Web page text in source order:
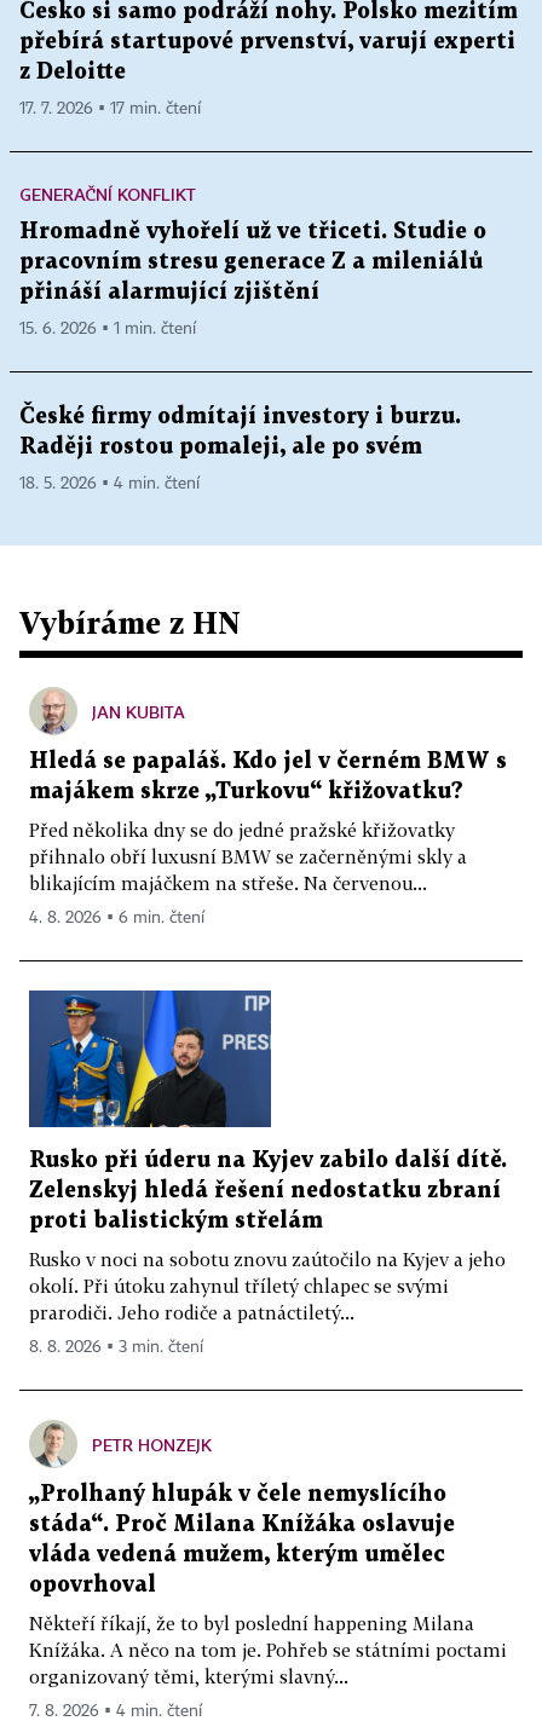
Česko si samo podráží nohy. Polsko mezitím
přebírá startupové prvenství, varují experti
z Deloitte
17. 7. 2026 ▪ 17 min. čtení
GENERAČNÍ KONFLIKT
Hromadně vyhořelí už ve třiceti. Studie o
pracovním stresu generace Z a mileniálů
přináší alarmující zjištění
15. 6. 2026 ▪ 1 min. čtení
České firmy odmítají investory i burzu.
Raději rostou pomaleji, ale po svém
18. 5. 2026 ▪ 4 min. čtení
Vybíráme z HN
JAN KUBITA
Hledá se papaláš. Kdo jel v černém BMW s
majákem skrze „Turkovu“ křižovatku?
Před několika dny se do jedné pražské křižovatky
přihnalo obří luxusní BMW se začerněnými skly a
blikajícím majáčkem na střeše. Na červenou...
4. 8. 2026 ▪ 6 min. čtení
Rusko při úderu na Kyjev zabilo další dítě.
Zelenskyj hledá řešení nedostatku zbraní
proti balistickým střelám
Rusko v noci na sobotu znovu zaútočilo na Kyjev a jeho
okolí. Při útoku zahynul tříletý chlapec se svými
prarodiči. Jeho rodiče a patnáctiletý...
8. 8. 2026 ▪ 3 min. čtení
PETR HONZEJK
„Prolhaný hlupák v čele nemyslícího
stáda“. Proč Milana Knížáka oslavuje
vláda vedená mužem, kterým umělec
opovrhoval
Někteří říkají, že to byl poslední happening Milana
Knížáka. A něco na tom je. Pohřeb se státními poctami
organizovaný těmi, kterými slavný...
7. 8. 2026 ▪ 4 min. čtení